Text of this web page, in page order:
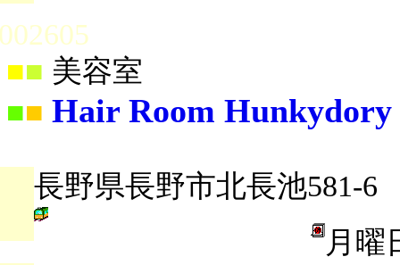
■ 美容室
■■ Hair Room Hunkydory
長野県長野市北長池581-6
月曜